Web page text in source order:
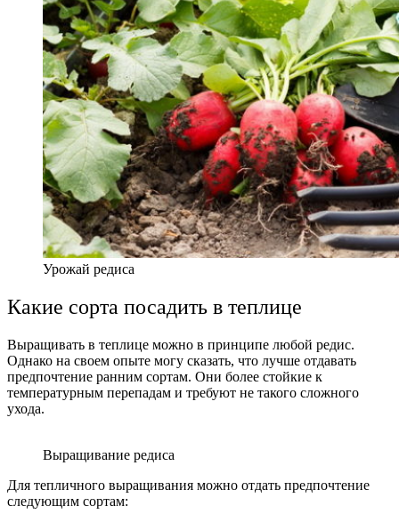
Урожай редиса
Какие сорта посадить в теплице
Выращивать в теплице можно в принципе любой редис.
Однако на своем опыте могу сказать, что лучше отдавать
предпочтение ранним сортам. Они более стойкие к
температурным перепадам и требуют не такого сложного
ухода.
Выращивание редиса
Для тепличного выращивания можно отдать предпочтение
следующим сортам: